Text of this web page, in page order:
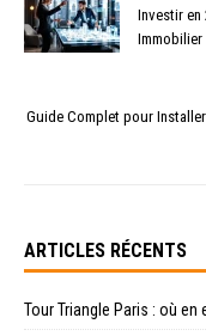
Investir en
Immobilier
Guide Complet pour
ARTICLES RÉCENTS
Tour Triangle Paris : où